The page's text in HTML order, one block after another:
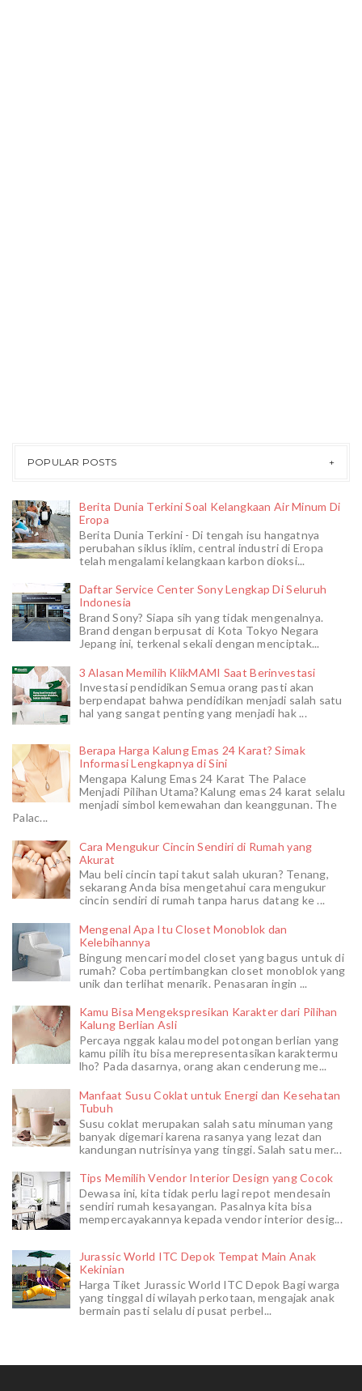
POPULAR POSTS
Berita Dunia Terkini Soal Kelangkaan Air Minum Di
Eropa
Berita Dunia Terkini - Di tengah isu hangatnya
perubahan siklus iklim, central industri di Eropa
telah mengalami kelangkaan karbon dioksi...
Daftar Service Center Sony Lengkap Di Seluruh
Indonesia
Brand Sony? Siapa sih yang tidak mengenalnya.
Brand dengan berpusat di Kota Tokyo Negara
Jepang ini, terkenal sekali dengan menciptak...
3 Alasan Memilih KlikMAMI Saat Berinvestasi
Investasi pendidikan Semua orang pasti akan
berpendapat bahwa pendidikan menjadi salah satu
hal yang sangat penting yang menjadi hak ...
Berapa Harga Kalung Emas 24 Karat? Simak
Informasi Lengkapnya di Sini
Mengapa Kalung Emas 24 Karat The Palace
Menjadi Pilihan Utama?Kalung emas 24 karat selalu
menjadi simbol kemewahan dan keanggunan. The
Palac...
Cara Mengukur Cincin Sendiri di Rumah yang
Akurat
Mau beli cincin tapi takut salah ukuran? Tenang,
sekarang Anda bisa mengetahui cara mengukur
cincin sendiri di rumah tanpa harus datang ke ...
Mengenal Apa Itu Closet Monoblok dan
Kelebihannya
Bingung mencari model closet yang bagus untuk di
rumah? Coba pertimbangkan closet monoblok yang
unik dan terlihat menarik. Penasaran ingin ...
Kamu Bisa Mengekspresikan Karakter dari Pilihan
Kalung Berlian Asli
Percaya nggak kalau model potongan berlian yang
kamu pilih itu bisa merepresentasikan karaktermu
lho? Pada dasarnya, orang akan cenderung me...
Manfaat Susu Coklat untuk Energi dan Kesehatan
Tubuh
Susu coklat merupakan salah satu minuman yang
banyak digemari karena rasanya yang lezat dan
kandungan nutrisinya yang tinggi. Salah satu mer...
Tips Memilih Vendor Interior Design yang Cocok
Dewasa ini, kita tidak perlu lagi repot mendesain
sendiri rumah kesayangan. Pasalnya kita bisa
mempercayakannya kepada vendor interior desig...
Jurassic World ITC Depok Tempat Main Anak
Kekinian
Harga Tiket Jurassic World ITC Depok Bagi warga
yang tinggal di wilayah perkotaan, mengajak anak
bermain pasti selalu di pusat perbel...